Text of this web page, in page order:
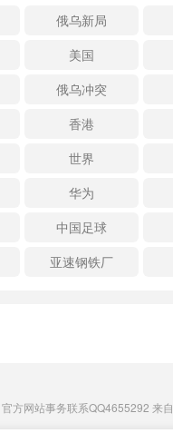
俄乌新局
美国
俄乌冲突
香港
世界
华为
中国足球
亚速钢铁厂
官方网站事务联系QQ4655292 来自